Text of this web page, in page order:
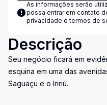
As informações serão
possa entrar em contato
privacidade e termos de
Descrição
Seu negócio ficará em
esquina em uma das
Saguaçu e o Iririú.